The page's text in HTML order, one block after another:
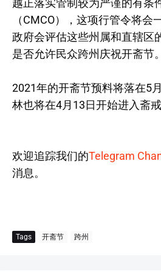
越正落实管制较为严谨的有条
（CMCO），这项行管令将会
政府会评估这些州属和直辖区
是否允许民众跨州庆祝开斋节。
2021年的开斋节预料将落在5
林也将在4月13日开始进入斋戒
欢迎追踪我们的Telegram
消息。
Tags 开斋节 跨州